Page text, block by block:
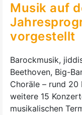
Musik auf
vorgestellt
Barockmusik,
Beethoven, Big-
Choräle – rund 20
weitere 15
musikalischen